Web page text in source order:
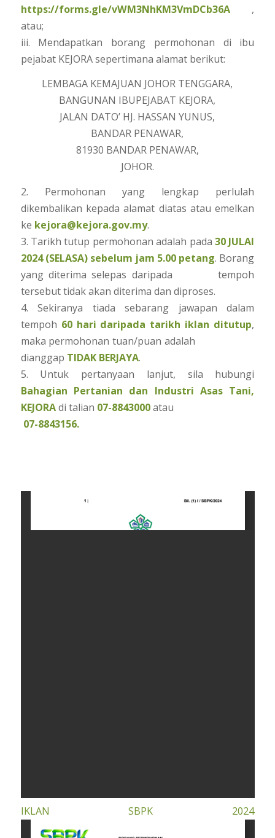
https://forms.gle/vWM3NhKM3VmDCb36A
,
atau;
iii. Mendapatkan borang permohonan di ibu
pejabat KEJORA sepertimana alamat berikut:
LEMBAGA KEMAJUAN JOHOR TENGGARA,
BANGUNAN IBUPEJABAT KEJORA,
JALAN DATO’ HJ. HASSAN YUNUS,
BANDAR PENAWAR,
81930 BANDAR PENAWAR,
JOHOR.
2. Permohonan yang lengkap perlulah
dikembalikan kepada alamat diatas atau emelkan
ke kejora@kejora.gov.my.
3. Tarikh tutup permohonan adalah pada 30 JULAI
2024 (SELASA) sebelum jam 5.00 petang. Borang
yang diterima selepas daripada tempoh
tersebut tidak akan diterima dan diproses.
4. Sekiranya tiada sebarang jawapan dalam
tempoh 60 hari daripada tarikh iklan ditutup,
maka permohonan tuan/puan adalah
dianggap TIDAK BERJAYA.
5. Untuk pertanyaan lanjut, sila hubungi
Bahagian Pertanian dan Industri Asas Tani,
KEJORAdi talian 07-8843000atau
07-8843156.
IKLAN SBPK 2024